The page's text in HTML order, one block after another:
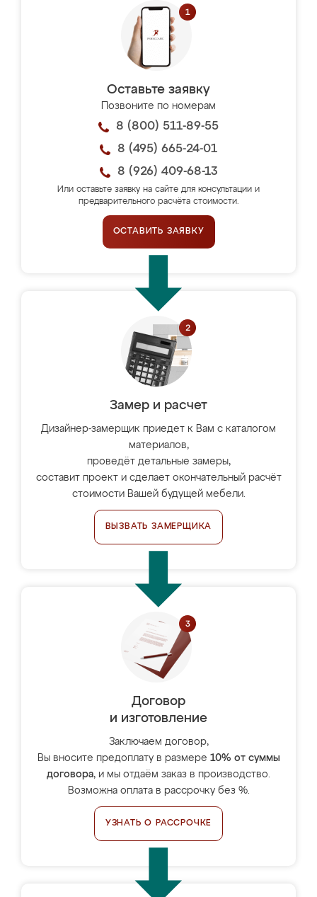
Оставьте заявку
Позвоните по номерам
8 (800) 511-89-55
8 (495) 665-24-01
8 (926) 409-68-13
Или оставьте заявку на сайте для консультации и
предварительного расчёта стоимости.
ОСТАВИТЬ ЗАЯВКУ
Замер и расчет
Дизайнер-замерщик приедет к Вам с каталогом
материалов,
проведёт детальные замеры,
составит проект и сделает окончательный расчёт
стоимости Вашей будущей мебели.
ВЫЗВАТЬ ЗАМЕРЩИКА
Договор
и изготовление
Заключаем договор,
Вы вносите предоплату в размере 10% от суммы
договора, и мы отдаём заказ в производство.
Возможна оплата в рассрочку без %.
УЗНАТЬ О РАССРОЧКЕ